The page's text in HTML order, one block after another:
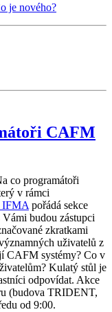
je nového?
CAFM
co programátoři
v rámci
IFMA pořádá sekce
budou zástupci
zkratkami
uživatelů z
CAFM systémy? Co v
Kulatý stůl je
odpovídat. Akce
(budova TRIDENT,
od 9:00.